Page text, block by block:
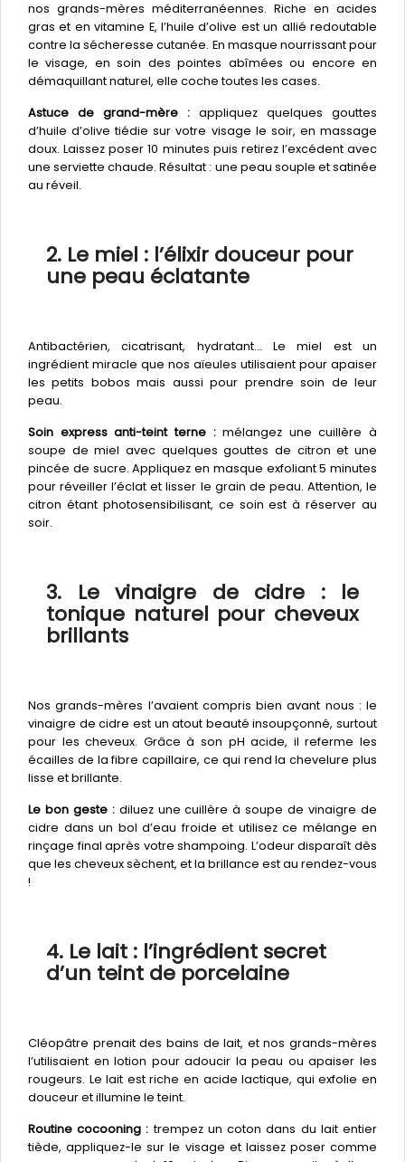
nos grands-mères méditerranéennes. Riche en acides
gras et en vitamine E, l’huile d’olive est un allié redoutable
contre la sécheresse cutanée. En masque nourrissant pour
le visage, en soin des pointes abîmées ou encore en
démaquillant naturel, elle coche toutes les cases.
Astuce de grand-mère : appliquez quelques gouttes
d’huile d’olive tiédie sur votre visage le soir, en massage
doux. Laissez poser 10 minutes puis retirez l’excédent avec
une serviette chaude. Résultat : une peau souple et satinée
au réveil.
2. Le miel : l’élixir douceur pour
une peau éclatante
Antibactérien, cicatrisant, hydratant… Le miel est un
ingrédient miracle que nos aïeules utilisaient pour apaiser
les petits bobos mais aussi pour prendre soin de leur
peau.
Soin express anti-teint terne :mélangez une cuillère à
soupe de miel avec quelques gouttes de citron et une
pincée de sucre. Appliquez en masque exfoliant 5 minutes
pour réveiller l’éclat et lisser le grain de peau. Attention, le
citron étant photosensibilisant, ce soin est à réserver au
soir.
3. Le vinaigre de cidre : le
tonique naturel pour cheveux
brillants
Nos grands-mères l’avaient compris bien avant nous : le
vinaigre de cidre est un atout beauté insoupçonné, surtout
pour les cheveux. Grâce à son pH acide, il referme les
écailles de la fibre capillaire, ce qui rend la chevelure plus
lisse et brillante.
Le bon geste :diluez une cuillère à soupe de vinaigre de
cidre dans un bol d’eau froide et utilisez ce mélange en
rinçage final après votre shampoing. L’odeur disparaît dès
que les cheveux sèchent, et la brillance est au rendez-vous
!
4. Le lait : l’ingrédient secret
d’un teint de porcelaine
Cléopâtre prenait des bains de lait, et nos grands-mères
l’utilisaient en lotion pour adoucir la peau ou apaiser les
rougeurs. Le lait est riche en acide lactique, qui exfolie en
douceur et illumine le teint.
Routine cocooning : trempez un coton dans du lait entier
tiède, appliquez-le sur le visage et laissez poser comme